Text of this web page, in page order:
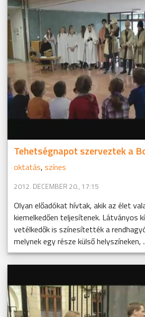
Tehetségnapot szerveztek a
oktatás, színes
2012. DECEMBER 20., 17:15
Olyan előadókat hívtak, akik az élet
kiemelkedően teljesítenek. Látványos
vetélkedők is színesítették a
melynek egy része külső helyszíneken,